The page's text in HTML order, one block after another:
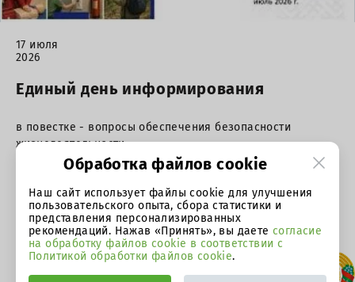
17 июля
2026
Единый день информирования
в повестке - вопросы обеспечения безопасности
жизнедеятельности
Официальные ресурсы
Обработка файлов cookie
Наш сайт использует файлы cookie для улучшения
пользовательского опыта, сбора статистики и
представления персонализированных
рекомендаций. Нажав «Принять», вы даете согласие
на обработку файлов cookie в соответствии с
Политикой обработки файлов cookie.